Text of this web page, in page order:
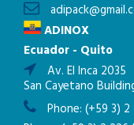
ADINOX
Ecuador - Quito
Av. El Inca 2035
San Cayetano
Phone: (+59 3)